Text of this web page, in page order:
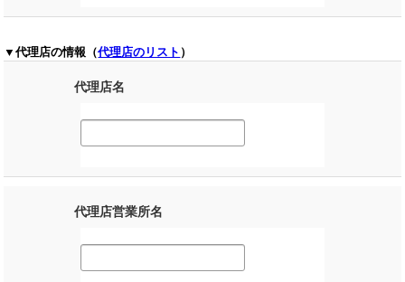
▼代理店の情報（代理店のリスト ）
代理店名
代理店営業所名